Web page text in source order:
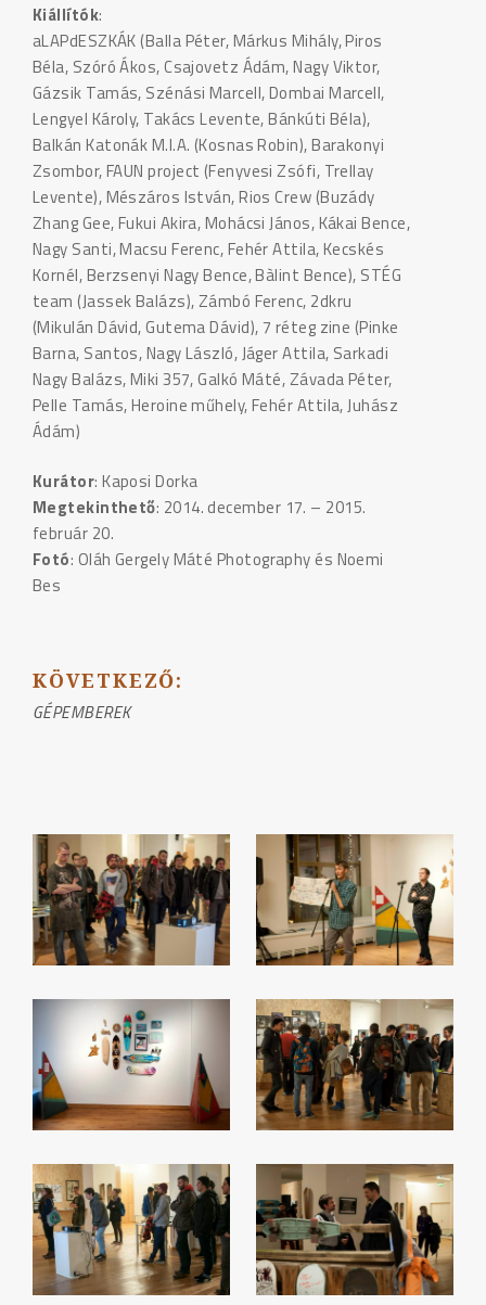
Kiállítók:
aLAPdESZKÁK (Balla Péter, Márkus Mihály, Piros
Béla, Szóró Ákos, Csajovetz Ádám, Nagy Viktor,
Gázsik Tamás, Szénási Marcell, Dombai Marcell,
Lengyel Károly, Takács Levente, Bánkúti Béla),
Balkán Katonák M.I.A. (Kosnas Robin), Barakonyi
Zsombor, FAUN project (Fenyvesi Zsófi, Trellay
Levente), Mészáros István, Rios Crew (Buzády
Zhang Gee, Fukui Akira, Mohácsi János, Kákai Bence,
Nagy Santi, Macsu Ferenc, Fehér Attila, Kecskés
Kornél, Berzsenyi Nagy Bence, Bàlint Bence), STÉG
team (Jassek Balázs), Zámbó Ferenc, 2dkru
(Mikulán Dávid, Gutema Dávid), 7 réteg zine (Pinke
Barna, Santos, Nagy László, Jáger Attila, Sarkadi
Nagy Balázs, Miki 357, Galkó Máté, Závada Péter,
Pelle Tamás, Heroine műhely, Fehér Attila, Juhász
Ádám)
Kurátor: Kaposi Dorka
Megtekinthető: 2014. december 17. – 2015.
február 20.
Fotó: Oláh Gergely Máté Photography és Noemi
Bes
BEJEGYZÉS
KÖVETKEZŐ:
GÉPEMBEREK